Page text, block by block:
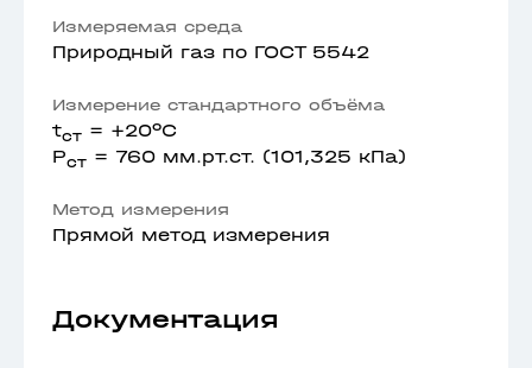
Измеряемая среда
Природный газ по ГОСТ 5542
Измерение стандартного объёма
tст = +20⁰С
Pст = 760 мм.рт.ст. (101,325 кПа)
Метод измерения
Прямой метод измерения
Документация